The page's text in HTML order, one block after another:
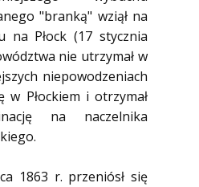
"branką" wziął na
na Płock (17 stycznia
nie utrzymał w
niepowodzeniach
w Płockiem i otrzymał
na naczelnika
1863 r. przeniósł się